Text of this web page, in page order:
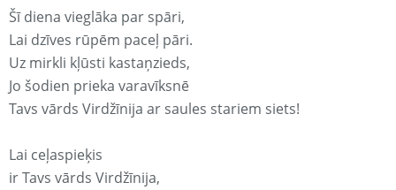
Šī diena vieglāka par spāri,
Lai dzīves rūpēm paceļ pāri.
Uz mirkli kļūsti kastaņzieds,
Jo šodien prieka varavīksnē
Tavs vārds Virdžīnija ar saules stariem siets!
Lai ceļaspieķis
ir Tavs vārds Virdžīnija,